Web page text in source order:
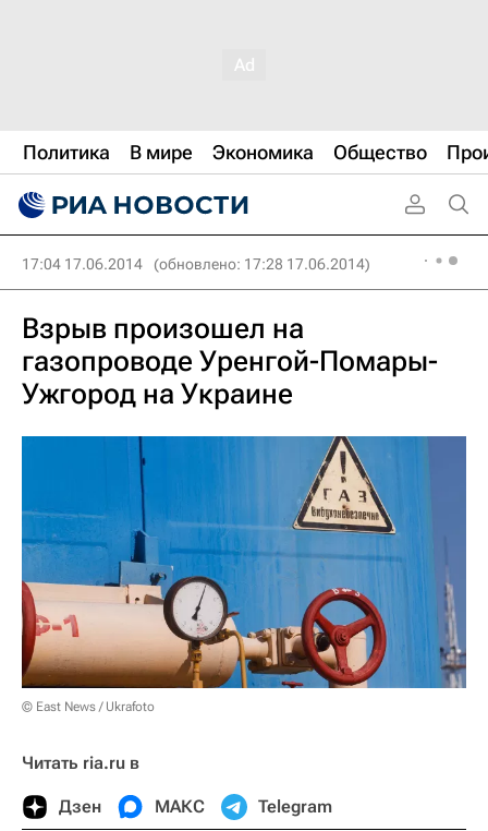
Политика В мире Экономика Общество
17:04 17.06.2014 (обновлено: 17:28 17.06.2014)
Взрыв произошел на
газопроводе Уренгой-Помары-
Ужгород на Украине
© East News / Ukrafoto
Читать ria.ru в
Дзен МАКС Telegram